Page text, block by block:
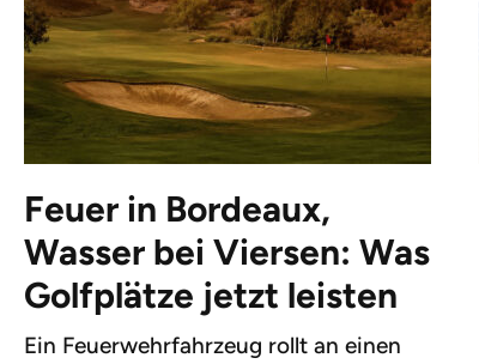
Feuer in Bordeaux,
Wasser bei Viersen: Was
Golfplätze jetzt leisten
Ein Feuerwehrfahrzeug rollt an einen